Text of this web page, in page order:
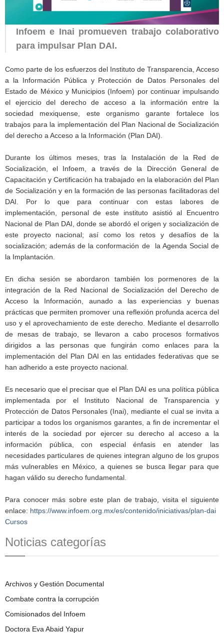
Infoem e Inai promueven trabajo colaborativo
para impulsar Plan DAI.
Como parte de los esfuerzos del Instituto de Transparencia, Acceso
a la Información Pública y Protección de Datos Personales del
Estado de México y Municipios (Infoem) por continuar impulsando
el ejercicio del derecho de acceso a la información entre la
sociedad mexiquense, este organismo garante fortalece los
trabajos para la implementación del Plan Nacional de Socialización
del derecho a Acceso a la Información (Plan DAI).
Durante los últimos meses, tras la Instalación de la Red de
Socialización, el Infoem, a través de la Dirección General de
Capacitación y Certificación ha trabajado en la elaboración del Plan
de Socialización y en la formación de las personas facilitadoras del
DAI. Por lo que para continuar con estas labores de
implementación, personal de este instituto asistió al Encuentro
Nacional de Plan DAI, donde se abordó el origen y socialización de
este proyecto nacional; así como los retos y desafíos de la
socialización; además de la conformación de la Agenda Social de
la Implantación.
En dicha sesión se abordaron también los pormenores de la
integración de la Red Nacional de Socialización del Derecho de
Acceso la Información, aunado a las experiencias y buenas
prácticas que permiten promover una reflexión profunda acerca del
uso y el aprovechamiento de este derecho. Mediante el desarrollo
de mesas de trabajo, se llevaron a cabo procesos formativos
dirigidos a las personas que fungirán como enlaces para la
implementación del Plan DAI en las entidades federativas que se
han adherido a este proyecto nacional.
Es necesario que el precisar que el Plan DAI es una política pública
implementada por el Instituto Nacional de Transparencia y
Protección de Datos Personales (Inai), mediante el cual se invita a
participar a todos los organismos garantes, a fin de incrementar el
interés de la sociedad por ejercer su derecho al acceso a la
información pública, con especial énfasis en atender las
necesidades particulares de quienes integran alguno de los grupos
más vulnerables en México, a quienes se busca llegar para que
hagan válido su derecho fundamental.
Para conocer más sobre este plan de trabajo, visita el siguiente
enlace: https://www.infoem.org.mx/es/contenido/iniciativas/plan-dai
Cursos
Noticias categorías
Archivos y Gestión Documental
Combate contra la corrupción
Comisionados del Infoem
Doctora Eva Abaid Yapur